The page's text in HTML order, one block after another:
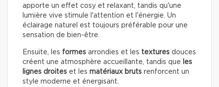
apporte un effet cosy et relaxant, tandis qu'une
lumière vive stimule l'attention et l'énergie. Un
éclairage naturel est toujours préférable pour une
sensation de bien-être.
Ensuite, les formes arrondies et les textures douces
créent une atmosphère accueillante, tandis que
les
lignes droites et les matériaux bruts renforcent un
style moderne et énergisant.